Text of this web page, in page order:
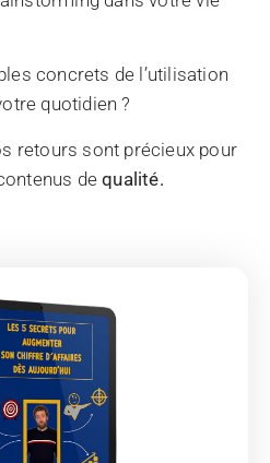
concrets de l’utilisation
quotidien ?
retours sont précieux pour
dequalité.